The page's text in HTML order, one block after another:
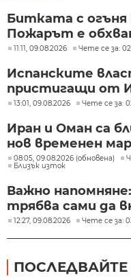
Битката с огъня
Пожарът е
11:11, 09.08.2026 Чете се за:
Испанските
пристигащи от
13:01, 09.08.2026 Чете се за:
Иран и Оман са
нов временен
08:05, 09.08.2026 (обновена)
Близък изток
Важно
трябва сами да
12:27, 09.08.2026 Чете се за:
ПОСЛЕДВАЙТЕ